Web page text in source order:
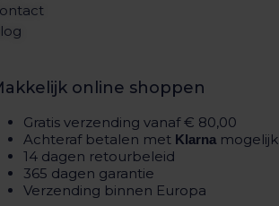
online shoppen
Gratis verzending vanaf € 80,00
Achteraf betalen met Klarnamogelijk
14 dagen retourbeleid
365 dagen garantie
Verzending binnen Europa